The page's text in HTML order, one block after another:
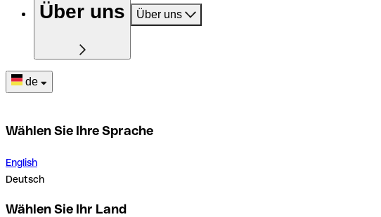
Über uns Über uns
de
Wählen Sie Ihre Sprache
English
Deutsch
Wählen Sie Ihr Land